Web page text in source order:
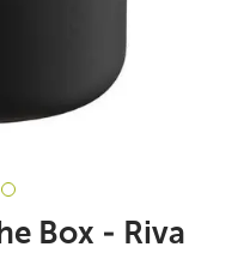
Box - Riva